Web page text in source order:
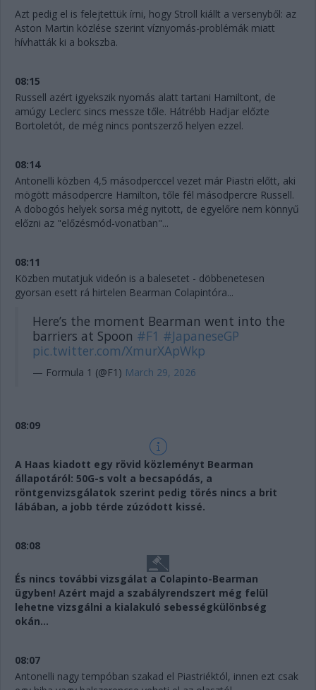
Azt pedig el is felejtettük írni, hogy Stroll kiállt a versenyből: az
Aston Martin közlése szerint víznyomás-problémák miatt
hívhatták ki a bokszba.
08:15
Russell azért igyekszik nyomás alatt tartani Hamiltont, de
amúgy Leclerc sincs messze tőle. Hátrébb Hadjar előzte
Bortoletót, de még nincs pontszerző helyen ezzel.
08:14
Antonelli közben 4,5 másodperccel vezet már Piastri előtt, aki
mögött másodpercre Hamilton, tőle fél másodpercre Russell.
A dobogós helyek sorsa még nyitott, de egyelőre nem könnyű
előzni az "előzésmód-vonatban"...
08:11
Közben mutatjuk videón is a balesetet - döbbenetesen
gyorsan esett rá hirtelen Bearman Colapintóra...
Here’s the moment Bearman went into the
barriers at Spoon #F1 #JapaneseGP
pic.twitter.com/XmurXApWkp
— Formula 1 (@F1) March 29, 2026
08:09
A Haas kiadott egy rövid közleményt Bearman
állapotáról: 50G-s volt a becsapódás, a
röntgenvizsgálatok szerint pedig törés nincs a brit
lábában, a jobb térde zúzódott kissé.
08:08
És nincs további vizsgálat a Colapinto-Bearman
ügyben! Azért majd a szabályrendszert még felül
lehetne vizsgálni a kialakuló sebességkülönbség
okán...
08:07
Antonelli nagy tempóban szakad el Piastriéktól, innen ezt csak